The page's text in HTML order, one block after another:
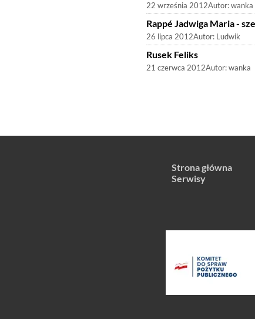
22 września 2012Autor:wanka
Rappé Jadwiga Maria -
26 lipca 2012Autor: Ludwik
Rusek Feliks
21 czerwca 2012Autor:wanka
Strona główna
Serwisy